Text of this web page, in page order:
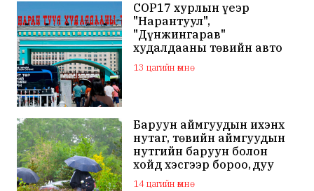
COP17 хурлын үеэр
"Нарантуул",
"Дүнжингарав"
худалдааны төвийн авто
зогсоолыг хаана
13 цагийн өмнө
Баруун аймгуудын ихэнх
нутаг, төвийн аймгуудын
нутгийн баруун болон
хойд хэсгээр бороо, дуу
цахилгаантай аадар бороо
14 цагийн өмнө